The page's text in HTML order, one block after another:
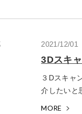
2021/12/01
3Dスキ
３Dスキャ
介したいと
MORE